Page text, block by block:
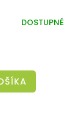
DOSTUPNÉ